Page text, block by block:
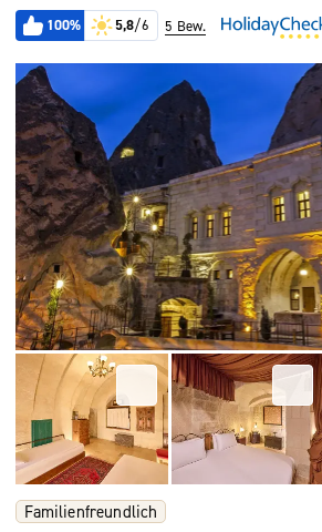
100% 5,8/6 5 Bew.
Familienfreundlich